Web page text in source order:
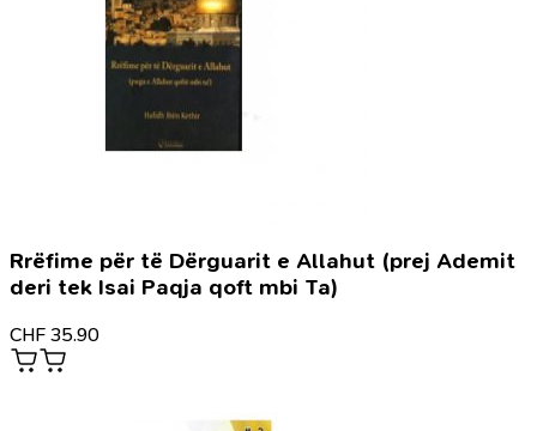
Rrëfime për të Dërguarit e Allahut (prej Ademit
deri tek Isai Paqja qoft mbi Ta)
CHF 35.90